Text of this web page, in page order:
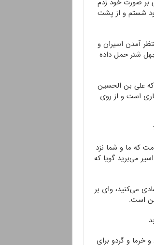
بر صورت خود زدم
شستم و از پشت
آمدن اسیران و
شتر حمل داده
که علی بن الحسین
است و از روی
که ما و شما نزد
می‌برید گویا که
می‌کنید، وای بر
من است.
خرما و گردو برای